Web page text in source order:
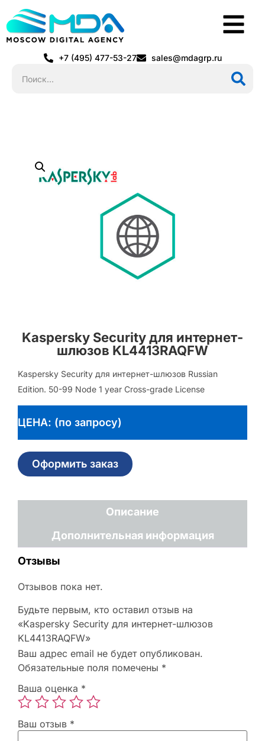
+7 (495) 477-53-27 sales@mdagrp.ru
Kaspersky Security для интернет-
шлюзов KL4413RAQFW
Kaspersky Security для интернет-шлюзов Russian
Edition. 50-99 Node 1 year Cross-grade License
ЦЕНА: (по запросу)
Оформить заказ
Описание
Дополнительная информация
Отзывы
Отзывов пока нет.
Будьте первым, кто оставил отзыв на
«Kaspersky Security для интернет-шлюзов
KL4413RAQFW»
Ваш адрес email не будет опубликован.
Обязательные поля помечены *
Ваша оценка *
Ваш отзыв *